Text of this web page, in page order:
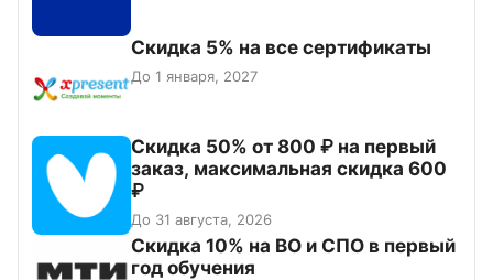
Скидка 5% на все сертификаты
До 1 января, 2027
Скидка 50% от 800 ₽ на первый
заказ, максимальная скидка 600
₽
До 31 августа, 2026
Скидка 10% на ВО и СПО в первый
год обучения